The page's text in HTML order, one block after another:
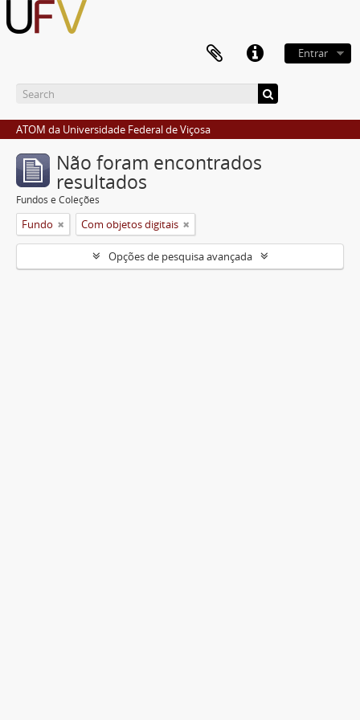
Entrar
ATOM da Universidade Federal de Viçosa
Não foram encontrados
resultados
Fundos e Coleções
Fundo Com objetos digitais
Opções de pesquisa avançada